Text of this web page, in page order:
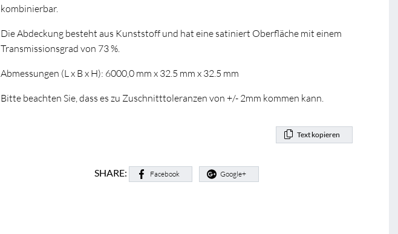
kombinierbar.
Die Abdeckung besteht aus Kunststoff und hat eine satiniert Oberfläche mit einem
Transmissionsgrad von 73 %.
Abmessungen (L x B x H): 6000,0 mm x 32.5 mm x 32.5 mm
Bitte beachten Sie, dass es zu Zuschnitttoleranzen von +/- 2mm kommen kann.
Text kopieren
SHARE: Facebook Google+